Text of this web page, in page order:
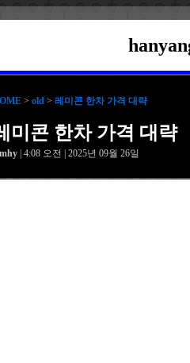
> old > 레미콘 한차 가격 대략
미콘 한차 가격 대략
| 4:08 오전 | 2025년 09월 26일